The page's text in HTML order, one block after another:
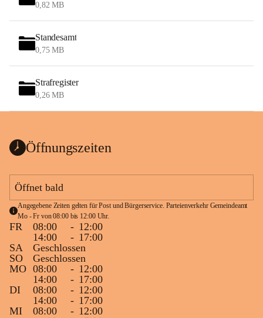
0,82 MB
Standesamt
0,75 MB
Strafregister
0,26 MB
Öffnungszeiten
Öffnet bald
Angegebene Zeiten gelten für Post und Bürgerservice. Parteienverkehr Gemeindeamt
Mo - Fr von 08:00 bis 12:00 Uhr.
FR 08:00 - 12:00
14:00
- 17:00
SA
Geschlossen
SO
Geschlossen
MO 08:00 - 12:00
14:00
- 17:00
DI
08:00 - 12:00
14:00
- 17:00
MI
08:00 - 12:00